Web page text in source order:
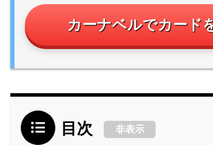
カーナベルでカード
目次 非表示